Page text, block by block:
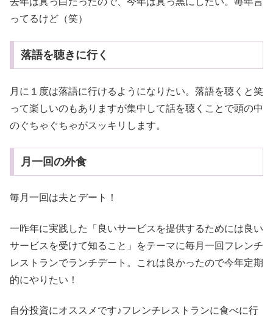
ってるけど（笑）
落語を聴きに行く
月に１度は落語に行けるようになりたい。落語を聴くと笑
って楽しいのもありますが集中して話を聴くことで頭の中
のぐちゃぐちゃがスッキリします。
月一回の外食
毎月一回は夫とデート！
一昨年に実践した「良いサービスを提供するためには良い
サービスを受けて知ること」をテーマに毎月一回フレンチ
レストランでランチデート。これは良かったので今年定期
的にやりたい！
自分投資にオススメです♪フレンチレストランに食べに行